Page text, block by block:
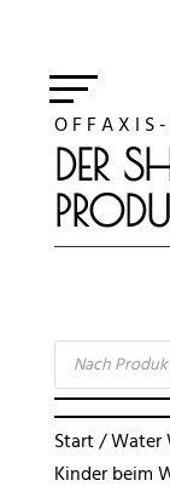
O F F A X I S
DER
SUCHE
NACH
Start/Water
Kinder beim